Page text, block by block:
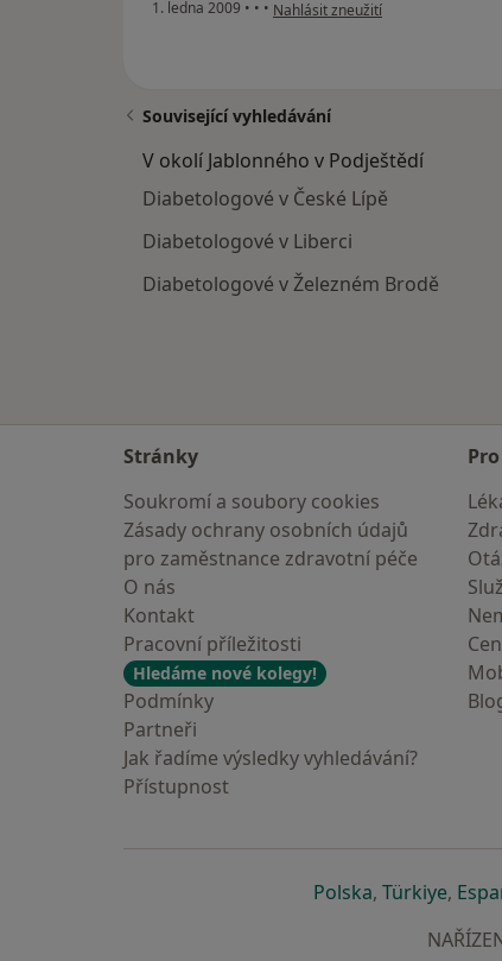
1. ledna 2009 • • • Nahlásit zneužití
Související vyhledávání
V okolí Jablonného v Podještědí
Diabetologové v České Lípě
Diabetologové v Liberci
Diabetologové v Železném Brodě
Stránky
Soukromí a soubory cookies
Zásady ochrany osobních údajů
pro zaměstnance zdravotní péče
O nás
Kontakt
Pracovní příležitosti
Hledáme nové kolegy!
Podmínky
Partneři
Jak řadíme výsledky vyhledávání?
Přístupnost
Polskase otevře v
, Türkiyese
,